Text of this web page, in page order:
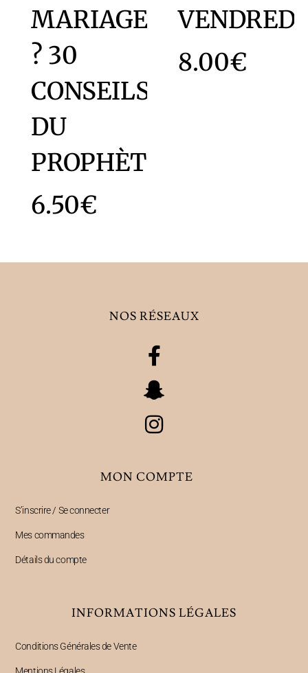
MARIAGE
? 30
CONSEILS
DU
PROPHÈTE
6.50€
VENDREDI
8.00€
NOS RÉSEAUX
MON COMPTE
S’inscrire / Se connecter
Mes commandes
Détails du compte
INFORMATIONS LÉGALES
Conditions Générales de Vente
Mentions Légales